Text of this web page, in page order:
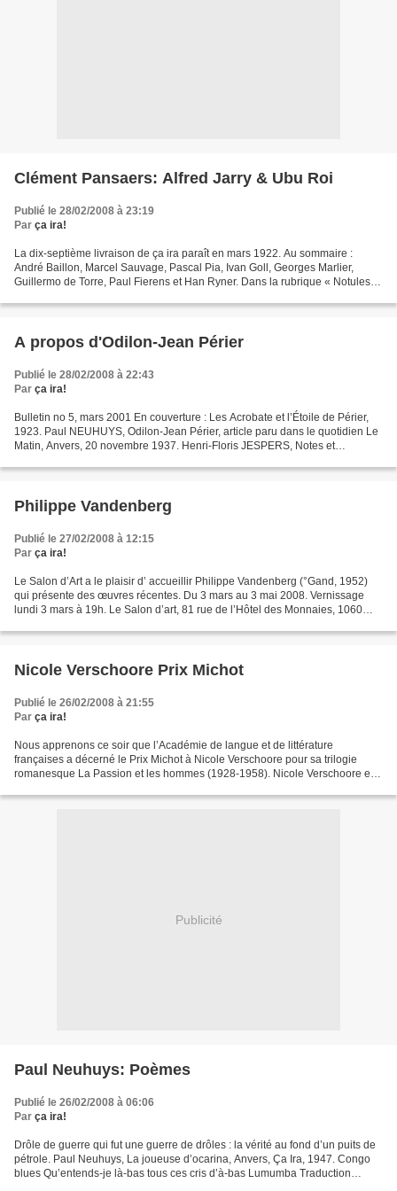
Clément Pansaers: Alfred Jarry & Ubu Roi
Publié le 28/02/2008 à 23:19
Par ça ira!
La dix-septième livraison de ça ira paraît en mars 1922. Au sommaire :
André Baillon, Marcel Sauvage, Pascal Pia, Ivan Goll, Georges Marlier,
Guillermo de Torre, Paul Fierens et Han Ryner. Dans la rubrique « Notules »,
A propos d'Odilon-Jean Périer
Publié le 28/02/2008 à 22:43
Par ça ira!
Bulletin no 5, mars 2001 En couverture : Les Acrobate et l’Étoile de Périer,
1923. Paul NEUHUYS, Odilon-Jean Périer, article paru dans le quotidien Le
Matin, Anvers, 20 novembre 1937. Henri-Floris JESPERS, Notes et
Philippe Vandenberg
Publié le 27/02/2008 à 12:15
Par ça ira!
Le Salon d’Art a le plaisir d’ accueillir Philippe Vandenberg (°Gand, 1952)
qui présente des œuvres récentes. Du 3 mars au 3 mai 2008. Vernissage
lundi 3 mars à 19h. Le Salon d’art, 81 rue de l’Hôtel des Monnaies, 1060
Nicole Verschoore Prix Michot
Publié le 26/02/2008 à 21:55
Par ça ira!
Nous apprenons ce soir que l’Académie de langue et de littérature
françaises a décerné le Prix Michot à Nicole Verschoore pour sa trilogie
romanesque La Passion et les hommes (1928-1958). Nicole Verschoore est
Publicité
Paul Neuhuys: Poèmes
Publié le 26/02/2008 à 06:06
Par ça ira!
Drôle de guerre qui fut une guerre de drôles : la vérité au fond d’un puits de
pétrole. Paul Neuhuys, La joueuse d’ocarina, Anvers, Ça Ira, 1947. Congo
blues Qu’entends-je là-bas tous ces cris d’à-bas Lumumba Traduction